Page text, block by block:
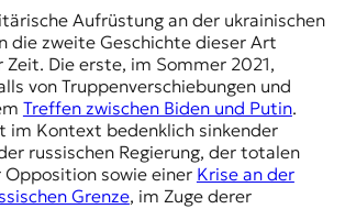
Aufrüstung an der ukrainischen
die zweite Geschichte dieser Art
Zeit. Die erste, im Sommer 2021,
von Truppenverschiebungen und
Treffen zwischen Biden und Putin.
im Kontext bedenklich sinkender
russischen Regierung, der totalen
Opposition sowie einer Krise an der
Grenze, im Zuge derer